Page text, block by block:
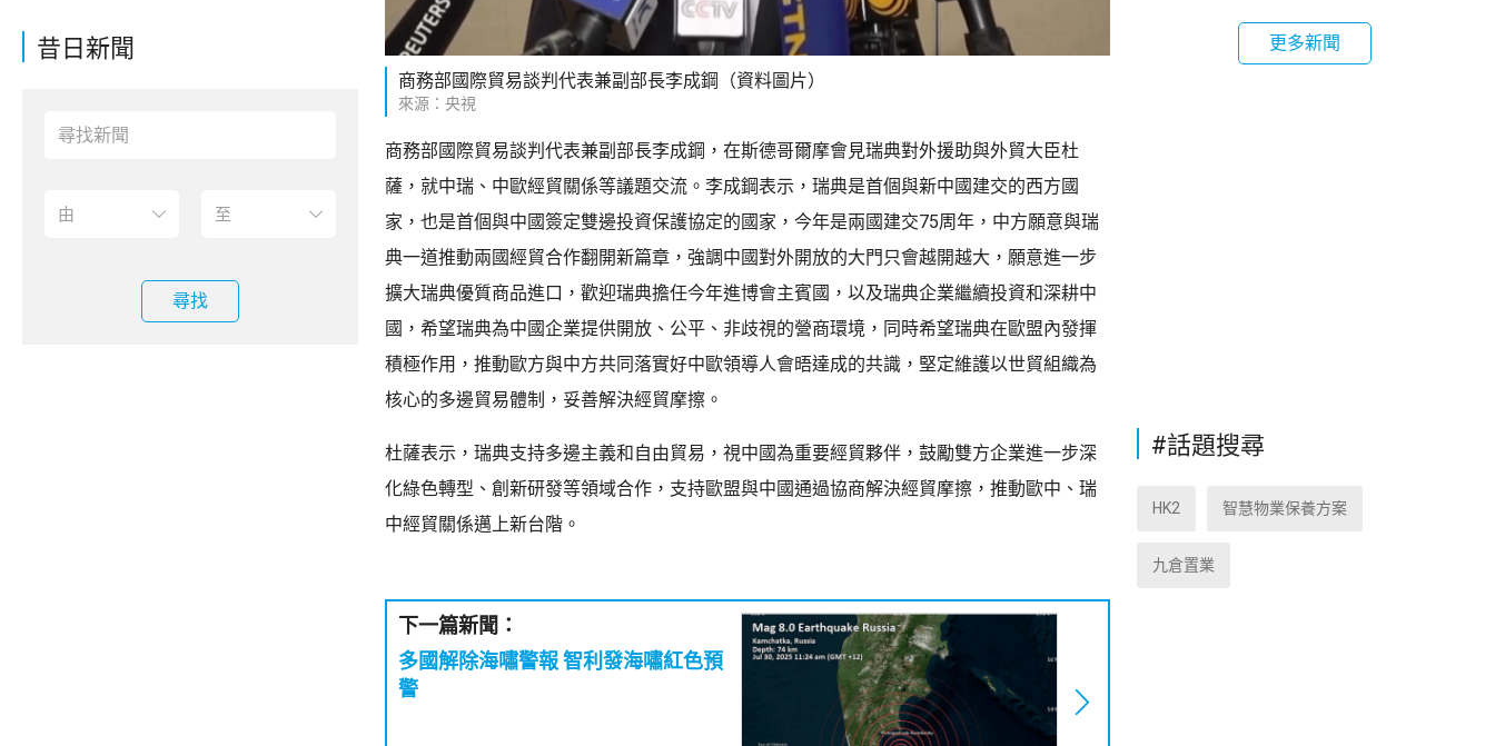
昔日新聞
尋找
商務部國際貿易談判代表兼副部長李成鋼（資料圖片）
來源：央視
商務部國際貿易談判代表兼副部長李成鋼，在斯德哥爾摩會見瑞典對外援助與外貿大臣杜
薩，就中瑞、中歐經貿關係等議題交流。李成鋼表示，瑞典是首個與新中國建交的西方國
家，也是首個與中國簽定雙邊投資保護協定的國家，今年是兩國建交75周年，中方願意與瑞
典一道推動兩國經貿合作翻開新篇章，強調中國對外開放的大門只會越開越大，願意進一步
擴大瑞典優質商品進口，歡迎瑞典擔任今年進博會主賓國，以及瑞典企業繼續投資和深耕中
國，希望瑞典為中國企業提供開放、公平、非歧視的營商環境，同時希望瑞典在歐盟內發揮
積極作用，推動歐方與中方共同落實好中歐領導人會晤達成的共識，堅定維護以世貿組織為
核心的多邊貿易體制，妥善解決經貿摩擦。
杜薩表示，瑞典支持多邊主義和自由貿易，視中國為重要經貿夥伴，鼓勵雙方企業進一步深
化綠色轉型、創新研發等領域合作，支持歐盟與中國通過協商解決經貿摩擦，推動歐中、瑞
中經貿關係邁上新台階。
下一篇新聞：
多國解除海嘯警報 智利發海嘯紅色預
警
更多新聞
#話題搜尋
HK2 智慧物業保養方案
九倉置業